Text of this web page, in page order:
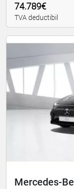
74.789€
TVA deductibil
Mercedes-